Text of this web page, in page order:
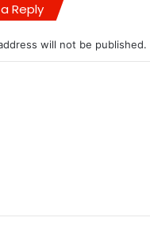
Reply
will not be published.